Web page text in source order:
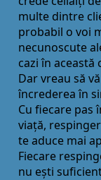
multe dintre
probabil o voi
necunoscute
cazi în această
Dar vreau să
încrederea în
Cu fiecare pas
viaţă,
te aduce mai
Fiecare
nu ești